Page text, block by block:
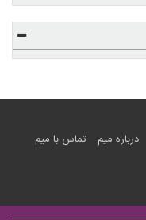
درباره میم
تماس با میم